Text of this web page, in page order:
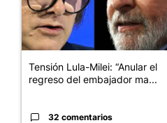
Tensión Lula-Milei: “Anular el
regreso del embajador ma...
32 comentarios